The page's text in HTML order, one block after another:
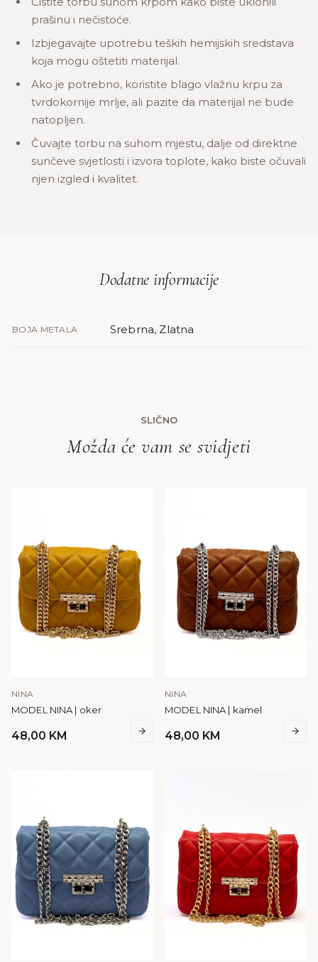
prašinu i nečistoće.
Izbjegavajte upotrebu teških hemijskih sredstava
koja mogu oštetiti materijal.
Ako je potrebno, koristite blago vlažnu krpu za
tvrdokornije mrlje, ali pazite da materijal ne bude
natopljen.
Čuvajte torbu na suhom mjestu, dalje od direktne
sunčeve svjetlosti i izvora toplote, kako biste očuvali
njen izgled i kvalitet.
Dodatne informacije
BOJA METALA Srebrna, Zlatna
SLIČNO
Možda će vam se svidjeti
NINA
MODEL NINA | oker
48,00 KM
NINA
MODEL NINA | kamel
48,00 KM